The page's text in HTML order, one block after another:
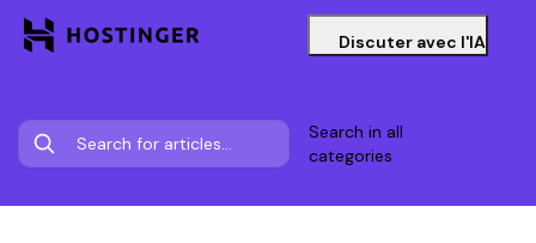
Discuter avec l'IA
Search in all
categories